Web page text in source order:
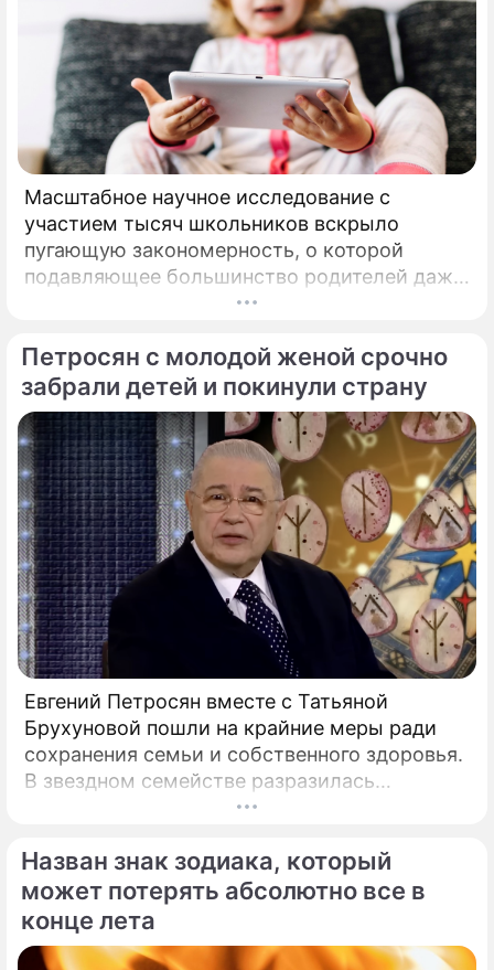
Масштабное научное исследование с
участием тысяч школьников вскрыло
пугающую закономерность, о которой
подавляющее большинство родителей даже
не догадывалось. Привычка дарить ребенку
социальным сетям в младшем
подростковом возрасте обворачивается
скрытым провалом в учебе.
Петросян с молодой женой срочно
забрали детей и покинули страну
Евгений Петросян вместе с Татьяной
Брухуновой пошли на крайние меры ради
сохранения семьи и собственного здоровья.
В звездном семействе разразилась
настоящая тихая драма, которая вынудила
Назван знак зодиака, который
может потерять абсолютно все в
конце лета